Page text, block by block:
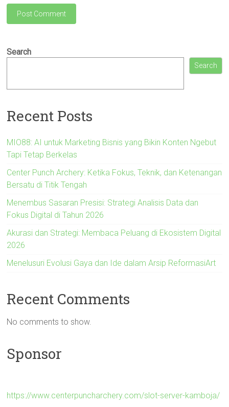
Search
Search
Recent Posts
MIO88: AI untuk Marketing Bisnis yang Bikin Konten Ngebut
Tapi Tetap Berkelas
Center Punch Archery: Ketika Fokus, Teknik, dan Ketenangan
Bersatu di Titik Tengah
Menembus Sasaran Presisi: Strategi Analisis Data dan
Fokus Digital di Tahun 2026
Akurasi dan Strategi: Membaca Peluang di Ekosistem Digital
2026
Menelusuri Evolusi Gaya dan Ide dalam Arsip ReformasiArt
Recent Comments
No comments to show.
Sponsor
https://www.centerpuncharchery.com/slot-server-kamboja/